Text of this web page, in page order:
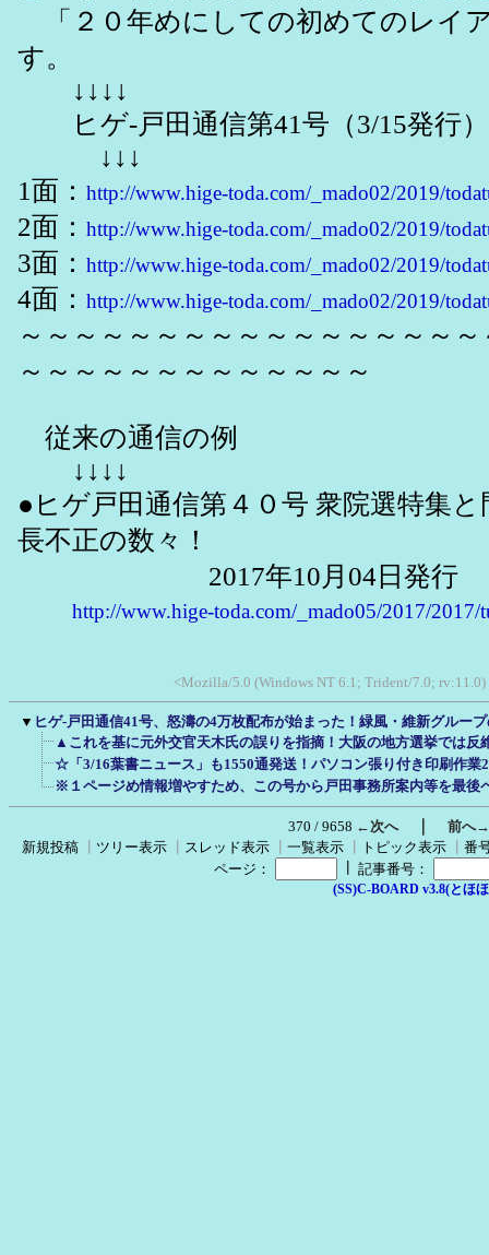
「２０年めにしての初めてのレイ
す。
↓↓↓↓
ヒゲ-戸田通信第41号（3/15発行）
↓↓↓
1面： http://www.hige-toda.com/_mado02/2019/
2面： http://www.hige-toda.com/_mado02/2019/
3面： http://www.hige-toda.com/_mado02/2019/
4面： http://www.hige-toda.com/_mado02/2019/
～～～～～～～～～～～～～～～～
～～～～～～～～～～～～～
従来の通信の例
↓↓↓↓
●ヒゲ戸田通信第４０号 衆院選特集
長不正の数々！
2017年10月04日発行
http://www.hige-toda.com/_mado05/2017/2017/
<Mozilla/5.0 (Windows NT 6.1; Trident/7.0;
▼ ヒゲ-戸田通信41号、怒濤の4万枚配布が始まった！緑風・維新グルー
▲これを基に元外交官天木氏の誤りを指摘！大阪の地方選挙では反
☆「3/16葉書ニュース」も1550通発送！パソコン張り付き印刷作業
※１ページめ情報増やすため、この号から戸田事務所案内等を最後
370 / 9658 ←次へ｜ 前へ→
新規投稿
ツリー表示 スレッド表示 一覧表示 トピック表示
番
ページ：
記事番号：
(SS)C-BOARD v3.8(とほ